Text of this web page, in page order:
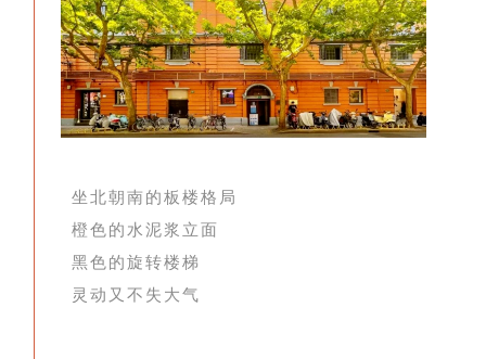
坐北朝南的板楼格局
橙色的水泥浆立面
黑色的旋转楼梯
灵动又不失大气